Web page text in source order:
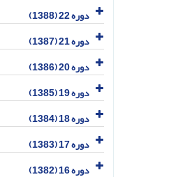
دوره 22 (1388)
دوره 21 (1387)
دوره 20 (1386)
دوره 19 (1385)
دوره 18 (1384)
دوره 17 (1383)
دوره 16 (1382)